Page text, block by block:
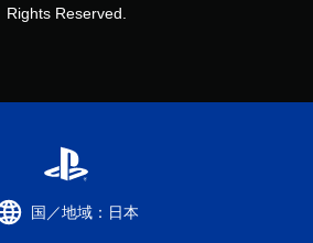
Rights Reserved.
国／地域：日本